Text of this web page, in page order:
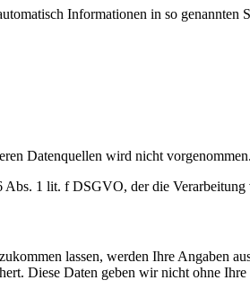
Informationen in so
Datenquellen wird nicht vorgenommen.
1 lit. f DSGVO, der die
lassen, werden Ihre Angaben
Diese Daten geben wir nicht ohne